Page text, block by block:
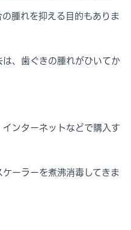
腫れを抑える目的もありま
、歯ぐきの腫れがひいてか
ンターネットなどで購入す
ーラーを煮沸消毒してきま